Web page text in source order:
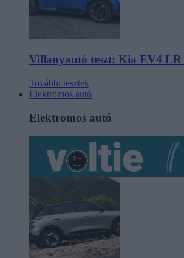
Villanyautó teszt: Kia EV4 LR
További tesztek
Elektromos autó
Elektromos autó